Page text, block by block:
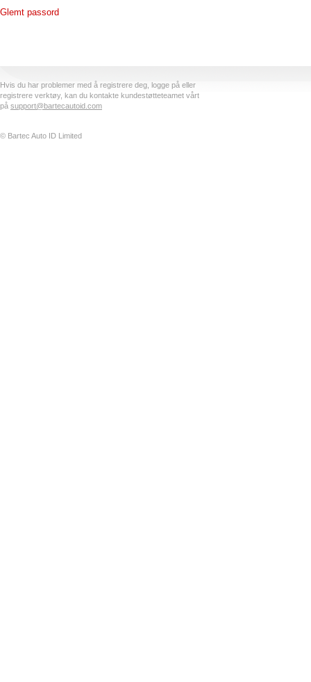
Glemt passord
Hvis du har problemer med å registrere deg, logge på eller
registrere verktøy, kan du kontakte kundestøtteteamet vårt
på support@bartecautoid.com
© Bartec Auto ID Limited